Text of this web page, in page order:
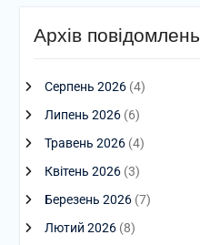
Архів повідомлень
Серпень 2026(4)
Липень 2026(6)
Травень 2026(4)
Квітень 2026(3)
Березень 2026(7)
Лютий 2026(8)